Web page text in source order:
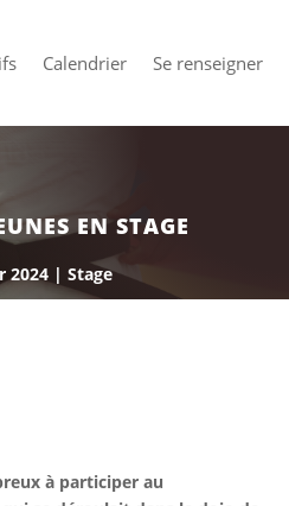
Calendrier Se renseigner
EN STAGE
2024| Stage
à participer au